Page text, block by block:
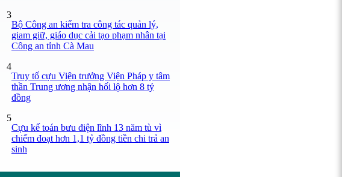
3
Bộ Công an kiểm tra công tác quản lý,
giam giữ, giáo dục cải tạo phạm nhân tại
Công an tỉnh Cà Mau
4
Truy tố cựu Viện trưởng Viện Pháp y tâm
thần Trung ương nhận hối lộ hơn 8 tỷ
đồng
5
Cựu kế toán bưu điện lĩnh 13 năm tù vì
chiếm đoạt hơn 1,1 tỷ đồng tiền chi trả an
sinh